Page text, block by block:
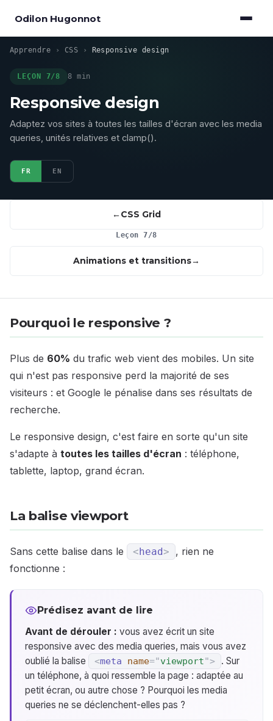
Odilon Hugonnot
Apprendre › CSS › Responsive design
LEÇON 7/8 8 min
Responsive design
Adaptez vos sites à toutes les tailles d'écran avec les media
queries, unités relatives et clamp().
FR EN
CSS Grid
Leçon 7/8
Animations et transitions
Pourquoi le responsive ?
Plus de 60% du trafic web vient des mobiles. Un site
qui n'est pas responsive perd la majorité de ses
visiteurs : et Google le pénalise dans ses résultats de
recherche.
Le responsive design, c'est faire en sorte qu'un site
s'adapte à toutes les tailles d'écran : téléphone,
tablette, laptop, grand écran.
La balise viewport
Sans cette balise dans le <head>
, rien ne
fonctionne :
Prédisez avant de lire
Avant de dérouler : vous avez écrit un site
responsive avec des media queries, mais vous avez
oublié la balise
<meta name="viewport">
. Sur
un téléphone, à quoi ressemble la page : adaptée au
petit écran, ou autre chose ? Pourquoi les media
queries ne se déclenchent-elles pas ?